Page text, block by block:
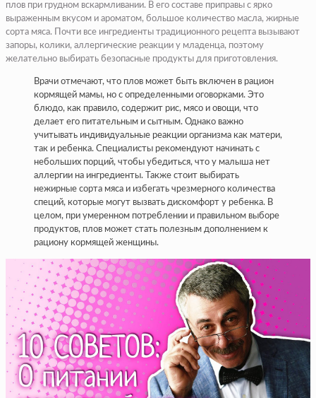
плов при грудном вскармливании. В его составе приправы с ярко
выраженным вкусом и ароматом, большое количество масла, жирные
сорта мяса. Почти все ингредиенты традиционного рецепта вызывают
запоры, колики, аллергические реакции у младенца, поэтому
желательно выбирать безопасные продукты для приготовления.
Врачи отмечают, что плов может быть включен в рацион
кормящей мамы, но с определенными оговорками. Это
блюдо, как правило, содержит рис, мясо и овощи, что
делает его питательным и сытным. Однако важно
учитывать индивидуальные реакции организма как матери,
так и ребенка. Специалисты рекомендуют начинать с
небольших порций, чтобы убедиться, что у малыша нет
аллергии на ингредиенты. Также стоит выбирать
нежирные сорта мяса и избегать чрезмерного количества
специй, которые могут вызвать дискомфорт у ребенка. В
целом, при умеренном потреблении и правильном выборе
продуктов, плов может стать полезным дополнением к
рациону кормящей женщины.